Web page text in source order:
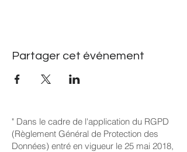
Partager cet événement
" Dans le cadre de l'application du RGPD
(Règlement Général de Protection des
Données) entré en vigueur le 25 mai 2018,